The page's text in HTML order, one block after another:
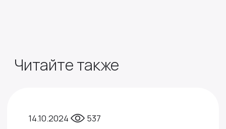
Читайте также
14.10.2024 537